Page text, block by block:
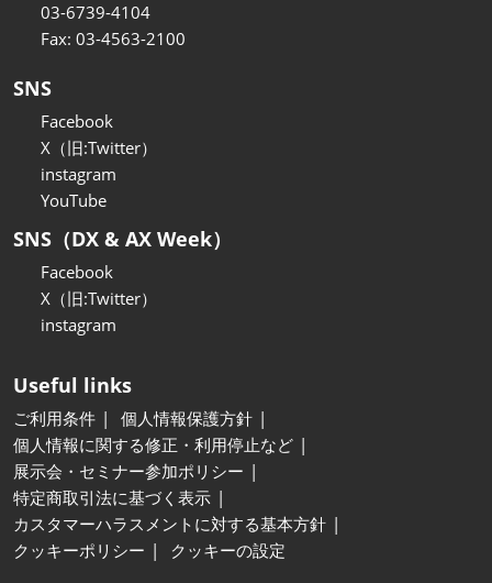
03-6739-4104
Fax: 03-4563-2100
SNS
Facebook
X（旧:Twitter）
instagram
YouTube
SNS（DX & AX Week）
Facebook
X（旧:Twitter）
instagram
Useful links
ご利用条件
個人情報保護方針
個人情報に関する修正・利用停止など
展示会・セミナー参加ポリシー
特定商取引法に基づく表示
カスタマーハラスメントに対する基本方針
クッキーポリシー
クッキーの設定